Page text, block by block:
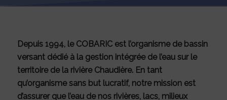
Depuis 1994, le COBARIC est l’organisme de bassin
versant dédié à la gestion intégrée de l’eau sur le
territoire de la rivière Chaudière. En tant
qu’organisme sans but lucratif, notre mission est
d’assurer que l’eau de nos rivières, lacs, milieux